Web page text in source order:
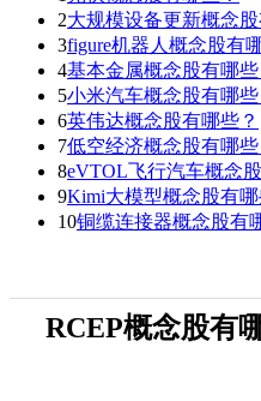
2大规模设备更新概念股
3figure机器人概念股有
4基本金属概念股有哪些
5小米汽车概念股有哪些
6英伟达概念股有哪些？
7低空经济概念股有哪些
8eVTOL飞行汽车概念
9Kimi大模型概念股有哪
10铜缆连接器概念股有
RCEP概念股有